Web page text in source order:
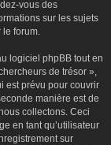
vous des
sur les sujets
le forum.
logiciel phpBB tout en
de trésor »,
est prévu pour couvrir
manière est de
collectons. Ceci
en tant qu’utilisateur
sur